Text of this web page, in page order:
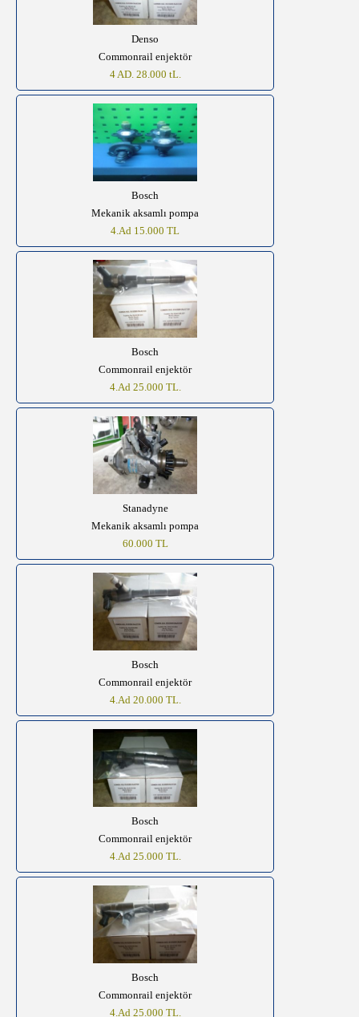
Denso
Commonrail enjektör
4 AD. 28.000 tL.
Bosch
Mekanik aksamlı pompa
4.Ad 15.000 TL
Bosch
Commonrail enjektör
4.Ad 25.000 TL.
Stanadyne
Mekanik aksamlı pompa
60.000 TL
Bosch
Commonrail enjektör
4.Ad 20.000 TL.
Bosch
Commonrail enjektör
4.Ad 25.000 TL.
Bosch
Commonrail enjektör
4.Ad 25.000 TL.